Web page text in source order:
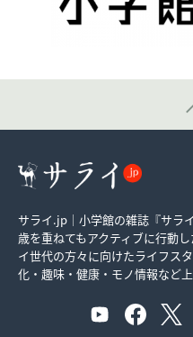
サライ.jp｜小学館の雑誌『サラ
歳を重ねてもアクティブに行動
イ世代の方々に向けたライフス
化・趣味・健康・モノ情報など